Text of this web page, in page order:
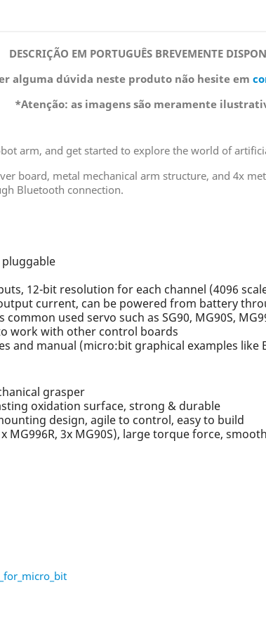
DESCRIÇÃO EM PORTUGUÊS BREVEMENTE
alguma dúvida neste produto não hesite em
*Atenção: as imagens são meramente
arm, and get started to explore the world of
board, metal mechanical arm structure, and 4x
Bluetooth connection.
12-bit resolution for each channel (4096
current, can be powered from battery
used servo such as SG90, MG90S,
work with other control boards
and manual (micro:bit graphical examples
grasper
oxidation surface, strong & durable
design, agile to control, easy to build
MG996R, 3x MG90S), large torque force,